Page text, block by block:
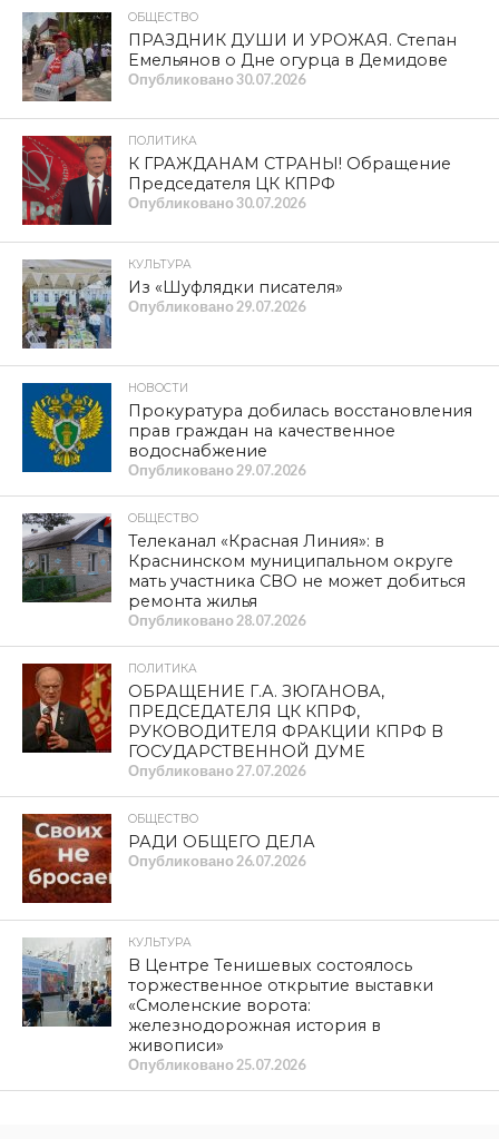
ОБЩЕСТВО
ПРАЗДНИК ДУШИ И УРОЖАЯ. Степан
Емельянов о Дне огурца в Демидове
Опубликовано30.07.2026
ПОЛИТИКА
К ГРАЖДАНАМ СТРАНЫ! Обращение
Председателя ЦК КПРФ
Опубликовано30.07.2026
КУЛЬТУРА
Из «Шуфлядки писателя»
Опубликовано 29.07.2026
НОВОСТИ
Прокуратура добилась восстановления
прав граждан на качественное
водоснабжение
Опубликовано 29.07.2026
ОБЩЕСТВО
Телеканал «Красная Линия»: в
Краснинском муниципальном округе
мать участника СВО не может добиться
ремонта жилья
Опубликовано 28.07.2026
ПОЛИТИКА
ОБРАЩЕНИЕ Г.А. ЗЮГАНОВА,
ПРЕДСЕДАТЕЛЯ ЦК КПРФ,
РУКОВОДИТЕЛЯ ФРАКЦИИ КПРФ В
ГОСУДАРСТВЕННОЙ ДУМЕ
Опубликовано 27.07.2026
ОБЩЕСТВО
РАДИ ОБЩЕГО ДЕЛА
Опубликовано 26.07.2026
КУЛЬТУРА
В Центре Тенишевых состоялось
торжественное открытие выставки
«Смоленские ворота:
железнодорожная история в
живописи»
Опубликовано 25.07.2026